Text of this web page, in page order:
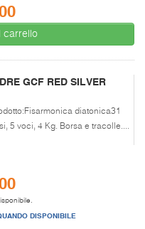
GCF RED SILVER
diatonica31
5 voci, 4 Kg. Borsa e tracolle....
DISPONIBILE